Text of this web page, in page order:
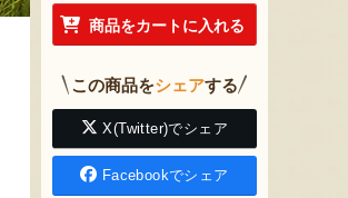
商品をカートに入れる
この商品をシェアする
X(Twitter)でシェア
Facebookでシェア